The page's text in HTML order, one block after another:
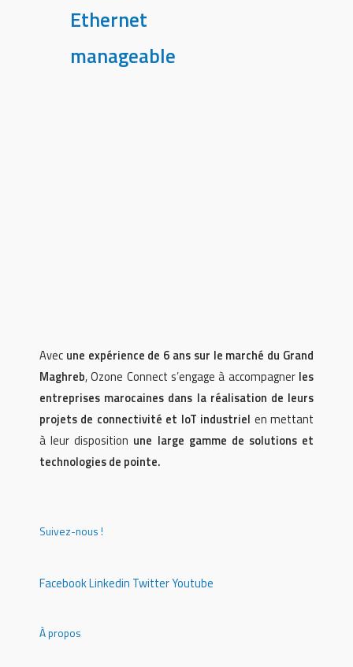
Ethernet
manageable
Avec une expérience de 6 ans sur le marché du Grand
Maghreb, Ozone Connect s’engage à accompagner les
entreprises marocaines dans la réalisation de leurs
projets de connectivité et IoT industriel en mettant
à leur disposition une large gamme de solutions et
technologies de pointe.
Suivez-nous !
FacebookLinkedin TwitterYoutube
À propos